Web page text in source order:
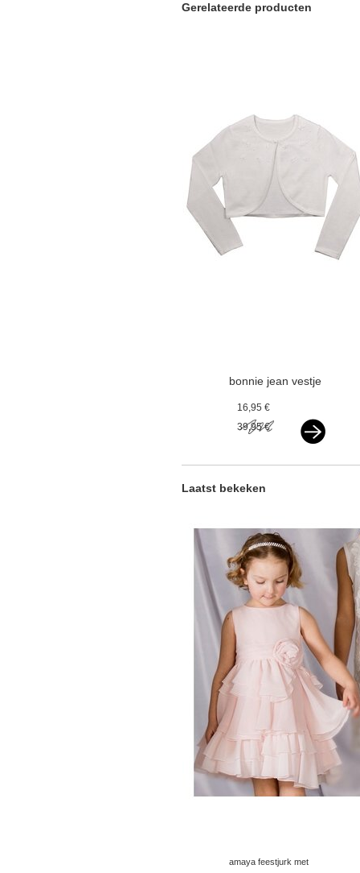
Gerelateerde producten
bonnie jean vestje
16,95 €
39,95 €
Laatst bekeken
amaya feestjurk met